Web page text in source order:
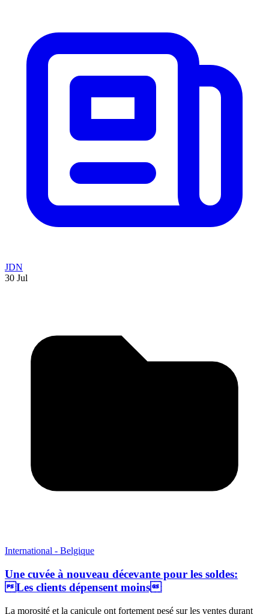
JDN
30 Jul
International - Belgique
Une cuvée à nouveau décevante pour les soldes:
Les clients dépensent moins
La morosité et la canicule ont fortement pesé sur les ventes durant